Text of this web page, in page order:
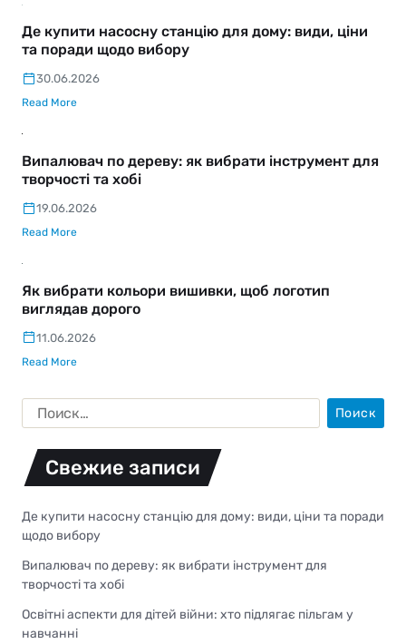
Де купити насосну станцію для дому: види, ціни
та поради щодо вибору
30.06.2026
Read More
Випалювач по дереву: як вибрати інструмент для
творчості та хобі
19.06.2026
Read More
Як вибрати кольори вишивки, щоб логотип
виглядав дорого
11.06.2026
Read More
Свежие записи
Де купити насосну станцію для дому: види, ціни та поради
щодо вибору
Випалювач по дереву: як вибрати інструмент для
творчості та хобі
Освітні аспекти для дітей війни: хто підлягає пільгам у
навчанні